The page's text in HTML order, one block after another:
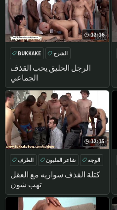
12:16
الرجل الحليق يحب القذف
الجماعي
BUKKAKE
الشرج
شاعر المليون
الوجه
12:15
كتلة القذف سواريه مع العقل
تهب شون
الطرف شاعر المليون
الوجه
اللسان